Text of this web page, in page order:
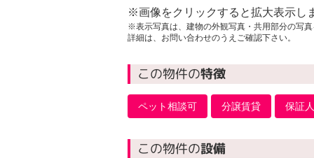
※画像をクリックすると拡大表示し
※表示写真は、建物の外観写真・共用部分の写
詳細は、お問い合わせのうえご確認下さい。
この物件の特徴
ペット相談可 分譲賃貸 保証
この物件の設備